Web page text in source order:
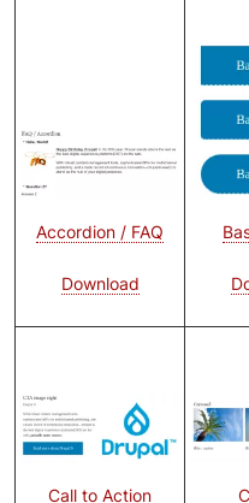
Bild
Accordion / FAQ
Download
Bild
Bild
Call to Action
Bild